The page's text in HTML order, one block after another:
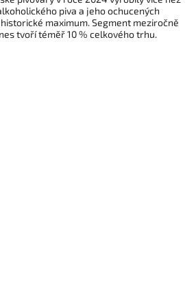
piva a jeho ochucených
maximum. Segment meziročně
tvoří téměř 10 % celkového trhu.